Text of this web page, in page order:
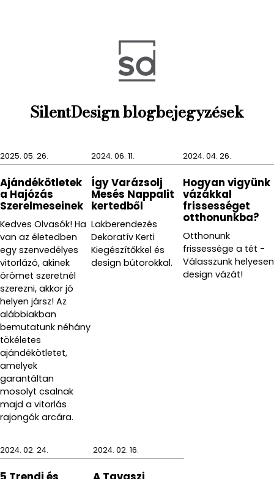
SilentDesign blogbejegyzések
2025. 05. 26.
Ajándékötletek
a Hajózás
Szerelmeseinek
Kedves Olvasók! Ha
van az életedben
egy szenvedélyes
vitorlázó, akinek
örömet szeretnél
szerezni, akkor jó
helyen jársz! Az
alábbiakban
bemutatunk néhány
tökéletes
ajándékötletet,
amelyek
garantáltan
mosolyt csalnak
majd a vitorlás
rajongók arcára.
2024. 06. 11.
Így Varázsolj
Mesés Nappalit
kertedből
Lakberendezés
Dekoratív Kerti
Kiegészítőkkel és
design bútorokkal.
2024. 04. 26.
Hogyan vigyünk
vázákkal
frissességet
otthonunkba?
Otthonunk
frissessége a tét -
Válasszunk helyesen
design vázát!
2024. 02. 24. 2024. 02. 16.